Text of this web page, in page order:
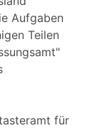
Aufgaben
Teilen
für